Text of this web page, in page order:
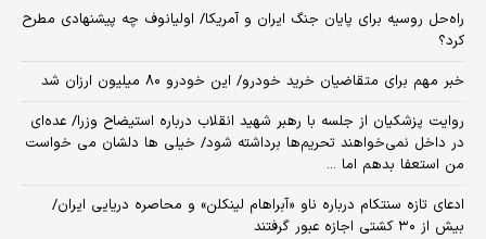
راه‌حل روسیه برای پایان جنگ ایران و آمریکا/ اولیانوف چه پیشنهادی مطرح
کرد؟
خبر مهم برای متقاضیان خرید خودرو/ این خودرو ۸۰ میلیون ارزان شد
روایت پزشکیان از جلسه با رهبر شهید انقلاب درباره استیضاح وزرا/ عده‌ای
در داخل نمی‌خواهند تحریم‌ها برداشته شود/ خیلی ها دلشان می خواست
من استعفا بدهم اما ...
ادعای تازه سنتکام درباره ناو «آبراهام لینکلن» و محاصره دریایی ایران/
بیش از ۳۰ کشتی اجازه عبور گرفتند